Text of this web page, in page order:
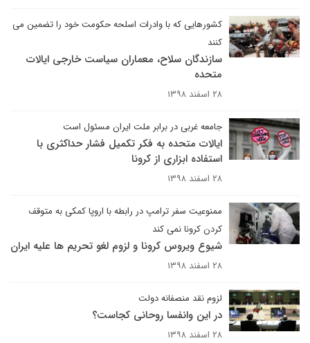
کشورهایی که با وادرات اسلحه حکومت خود را تضمین می
کنند
سازندگان سلاح، معماران سیاست خارجی ایالات
متحده
۲۸ اسفند ۱۳۹۸
جامعه غربی در برابر ملت ایران مسئول است
ایالات متحده به فکر تکمیل فشار حداکثری با
استفاده ابزاری از کرونا
۲۸ اسفند ۱۳۹۸
ممنوعیت سفر ترامپ در رابطه با اروپا کمکی به متوقف
کردن کرونا نمی کند
شیوع ویروس کرونا و لزوم لغو تحریم ها علیه ایران
۲۸ اسفند ۱۳۹۸
لزوم نقد منصفانه دولت
در این وانفسا روحانی کجاست؟
۲۸ اسفند ۱۳۹۸